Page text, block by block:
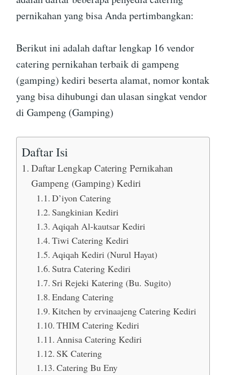
pernikahan yang bisa Anda pertimbangkan:
Berikut ini adalah daftar lengkap 16 vendor
catering pernikahan terbaik di gampeng
(gamping) kediri beserta alamat, nomor kontak
yang bisa dihubungi dan ulasan singkat vendor
di Gampeng (Gamping)
Daftar Isi
Daftar Lengkap Catering Pernikahan
Gampeng (Gamping) Kediri
D’iyon Catering
Sangkinian Kediri
Aqiqah Al-kautsar Kediri
Tiwi Catering Kediri
Aqiqah Kediri (Nurul Hayat)
Sutra Catering Kediri
Sri Rejeki Katering (Bu. Sugito)
Endang Catering
Kitchen by ervinaajeng Catering Kediri
THIM Catering Kediri
Annisa Catering Kediri
SK Catering
Catering Bu Eny